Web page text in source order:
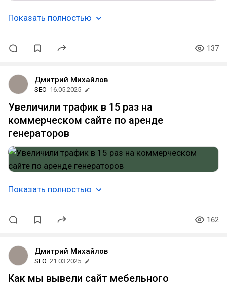
Показать полностью
137
Дмитрий Михайлов
SEO 16.05.2025
Увеличили трафик в 15 раз на
коммерческом сайте по аренде
генераторов
Показать полностью
162
Дмитрий Михайлов
SEO 21.03.2025
Как мы вывели сайт мебельного